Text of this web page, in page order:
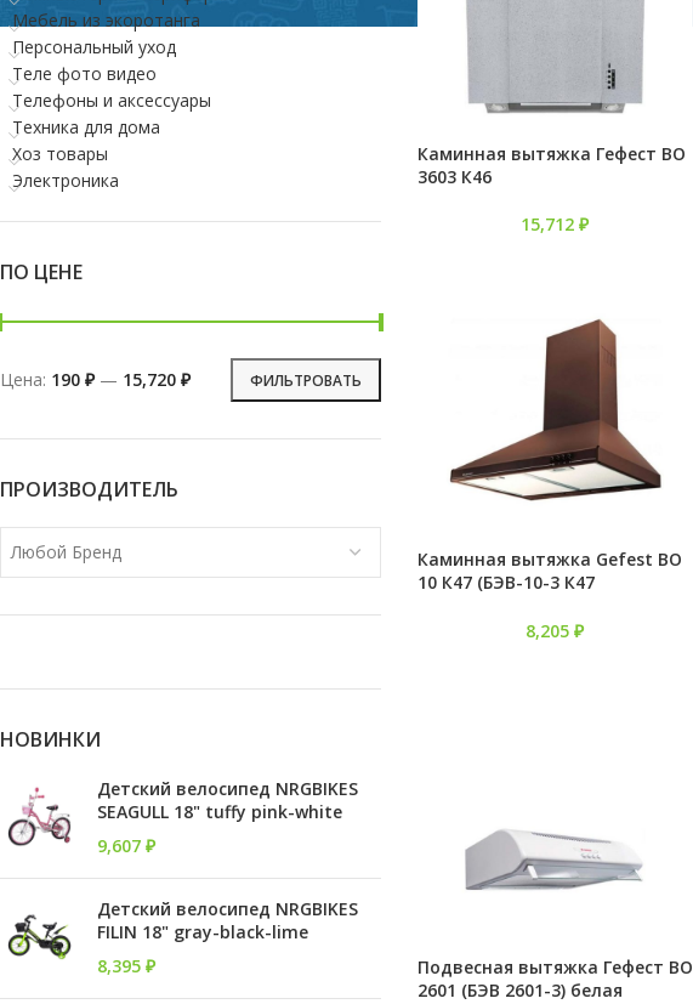
Мебель из экоротанга
Персональный уход
Теле фото видео
Телефоны и аксессуары
Техника для дома
Хоз товары
Электроника
ПО ЦЕНЕ
ФИЛЬТРОВАТЬ
Цена: 190 ₽— 15,720 ₽
ПРОИЗВОДИТЕЛЬ
Любой Бренд
НОВИНКИ
Детский велосипед NRGBIKES
SEAGULL 18" tuffy pink-white
9,607 ₽
Детский велосипед NRGBIKES
FILIN 18" gray-black-lime
8,395 ₽
Каминная вытяжка Гефест ВО
3603 К46
15,712₽
Каминная вытяжка Gefest ВО
10 К47 (БЭВ-10-3 К47
8,205₽
Подвесная вытяжка Гефест ВО
2601 (БЭВ 2601-3) белая